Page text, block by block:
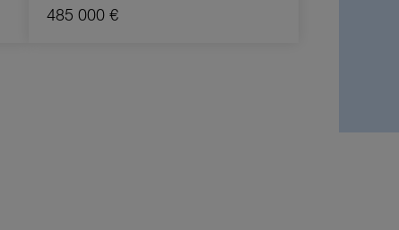
485 000 €